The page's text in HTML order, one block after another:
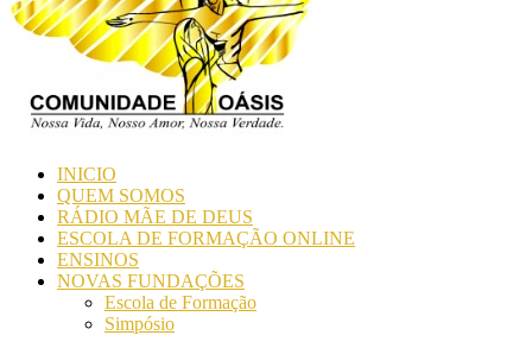
INICIO
QUEM SOMOS
RÁDIO MÃE DE DEUS
ESCOLA DE FORMAÇÃO ONLINE
ENSINOS
NOVAS FUNDAÇÕES
Escola de Formação
Simpósio